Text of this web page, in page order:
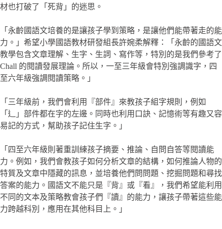
材也打破了「死背」的迷思。
「永齡國語文培養的是讓孩子學到策略，是讓他們能帶著走的能
力。」希望小學國語教材研發組長許婉柔解釋：「永齡的國語文
教學包含文章理解、生字、生詞、寫作等，特別的是我們參考了
Chall 的閱讀發展理論。所以，一至三年級會特別強調識字，四
至六年級強調閱讀策略。」
「三年級前，我們會利用『部件』來教孩子組字規則，例如
「辶」部件都在字的左邊。同時也利用口訣、記憶術等有趣又容
易記的方式，幫助孩子記住生字。」
「四至六年級則著重訓練孩子摘要、推論、自問自答等閱讀能
力。例如，我們會教孩子如何分析文章的結構，如何推論人物的
特質及文章中隱藏的訊息，並培養他們問問題、挖掘問題和尋找
答案的能力。國語文不能只是『背』或『看』，我們希望能利用
不同的文本及策略教會孩子們『讀』的能力，讓孩子帶著這些能
力跨越科別，應用在其他科目上。」